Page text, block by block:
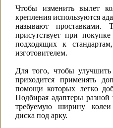
Чтобы изменить вылет
крепления используются
называют проставками.
присутствует при
подходящих к
изготовителем.
Для того, чтобы
приходится применять
помощи которых легко
Подбирая адаптеры
требуемую ширину
диска под арку.